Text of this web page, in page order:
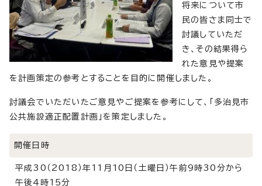
将来について市
民の皆さま同士で
討議していただ
き、その結果得ら
れた意見や提案
を計画策定の参考とすることを目的に開催しました。
討議会でいただいたご意見やご提案を参考にして、「多治見市
公共施設適正配置計画」を策定しました。
開催日時
平成30（2018）年11月10日（土曜日）午前9時30分から
午後4時15分